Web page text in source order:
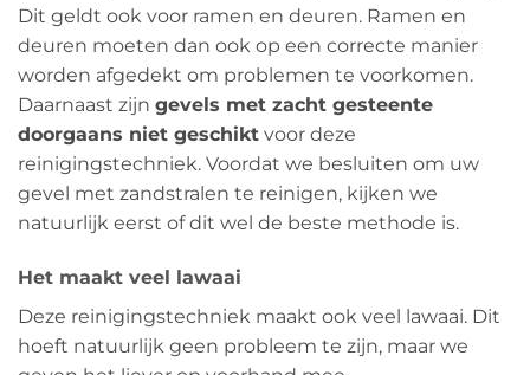
Dit geldt ook voor ramen en deuren. Ramen en
deuren moeten dan ook op een correcte manier
worden afgedekt om problemen te voorkomen.
Daarnaast zijn gevels met zacht gesteente
doorgaans niet geschikt voor deze
reinigingstechniek. Voordat we besluiten om uw
gevel met zandstralen te reinigen, kijken we
natuurlijk eerst of dit wel de beste methode is.
Het maakt veel lawaai
Deze reinigingstechniek maakt ook veel lawaai. Dit
hoeft natuurlijk geen probleem te zijn, maar we